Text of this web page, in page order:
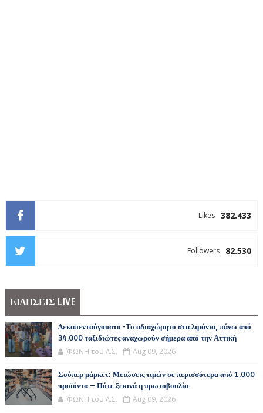
382.433
Likes
82.530
Followers
ΕΙΔΗΣΕΙΣ LIVE
Δεκαπενταύγουστο -Το αδιαχώρητο στα λιμάνια, πάνω από
34.000 ταξιδιώτες αναχωρούν σήμερα από την Αττική
ΦΩΝΗ του Λ.Σ. Aug 09, 2026
Σούπερ μάρκετ: Μειώσεις τιμών σε περισσότερα από 1.000
προϊόντα – Πότε ξεκινά η πρωτοβουλία
ΦΩΝΗ του Λ.Σ. Aug 09, 2026